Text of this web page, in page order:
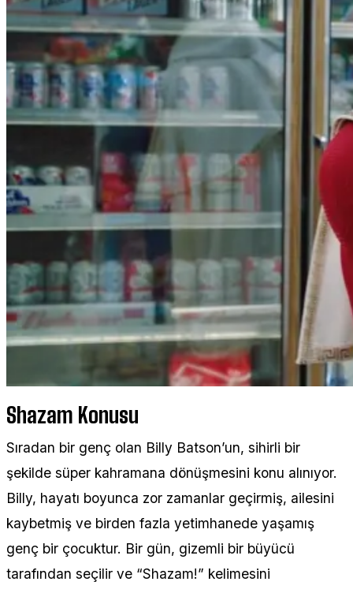
Shazam Konusu
Sıradan bir genç olan Billy Batson’un, sihirli bir
şekilde süper kahramana dönüşmesini konu alınıyor.
Billy, hayatı boyunca zor zamanlar geçirmiş, ailesini
kaybetmiş ve birden fazla yetimhanede yaşamış
genç bir çocuktur. Bir gün, gizemli bir büyücü
tarafından seçilir ve “Shazam!” kelimesini